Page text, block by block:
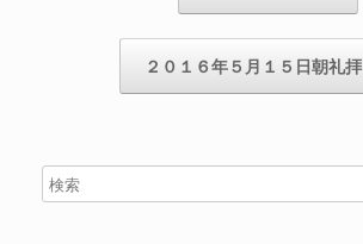
２０１６年５月１５日朝礼拝